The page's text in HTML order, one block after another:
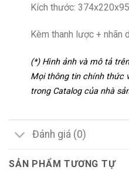
Kích thước:
Kèm thanh lược + nhãn
(*) Hình ảnh và mô tả
Mọi thông tin chính thức
trong Catalog của nhà
Đánh giá (0)
SẢN PHẨM TƯƠNG TỰ